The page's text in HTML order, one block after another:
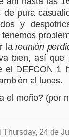
pura
y
lareunión
bien, así que
el DEFCON 1
al lunes.
el moño? (por
24 de